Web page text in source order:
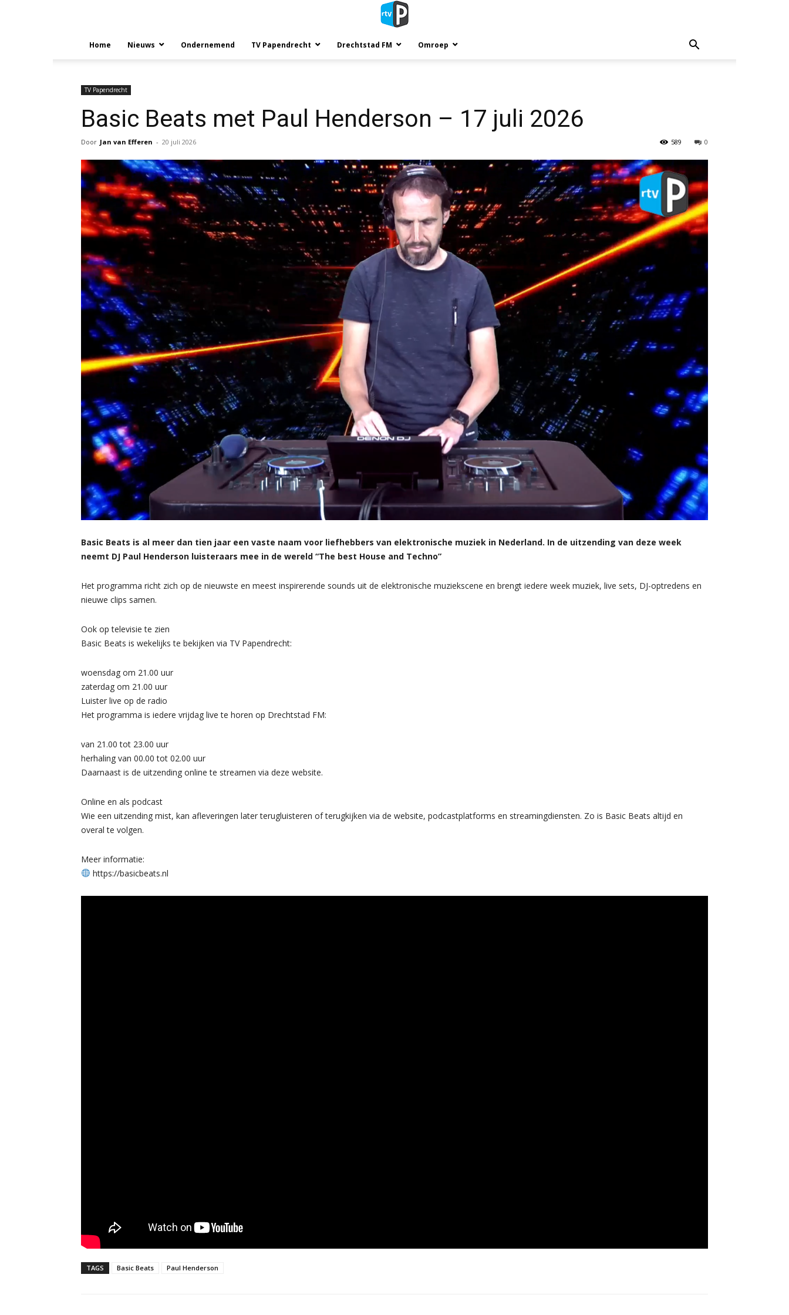
Home Nieuws Ondernemend TV Papendrecht Drechtstad FM Omroep
TV Papendrecht
Basic Beats met Paul Henderson – 17 juli 2026
Door Jan van Efferen - 20 juli 2026 0
589
Basic Beats is al meer dan tien jaar een vaste naam voor liefhebbers van elektronische muziek in Nederland. In de uitzending van deze week
neemt DJ Paul Henderson luisteraars mee in de wereld “The best House and Techno”
Het programma richt zich op de nieuwste en meest inspirerende sounds uit de elektronische muziekscene en brengt iedere week muziek, live sets, DJ-optredens en
nieuwe clips samen.
Ook op televisie te zien
Basic Beats is wekelijks te bekijken via TV Papendrecht:
woensdag om 21.00 uur
zaterdag om 21.00 uur
Luister live op de radio
Het programma is iedere vrijdag live te horen op Drechtstad FM:
van 21.00 tot 23.00 uur
herhaling van 00.00 tot 02.00 uur
Daarnaast is de uitzending online te streamen via deze website.
Online en als podcast
Wie een uitzending mist, kan afleveringen later terugluisteren of terugkijken via de website, podcastplatforms en streamingdiensten. Zo is Basic Beats altijd en
overal te volgen.
Meer informatie:
https://basicbeats.nl
TAGS Basic Beats Paul Henderson